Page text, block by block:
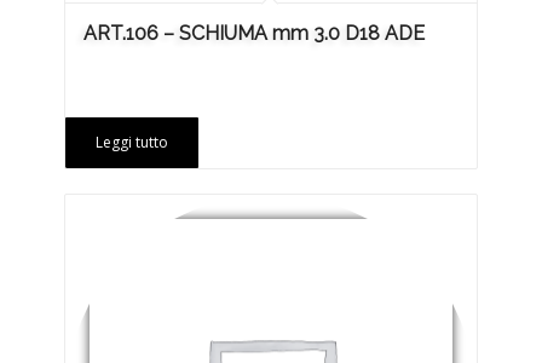
ART.106 – SCHIUMA mm 3.0 D18 ADE
Leggi tutto